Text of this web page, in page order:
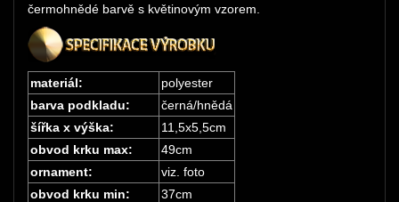
čermohnědé barvě s květinovým vzorem.
materiál:
polyester
barva podkladu:
černá/hnědá
šířka x výška:
11,5x5,5cm
obvod krku max:
49cm
ornament:
viz. foto
obvod krku min:
37cm